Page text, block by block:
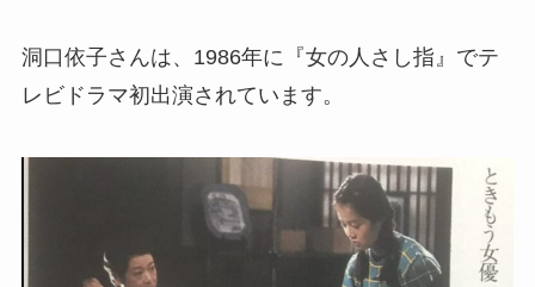
洞口依子さんは、1986年に『女の人さし指』でテ
レビドラマ初出演されています。